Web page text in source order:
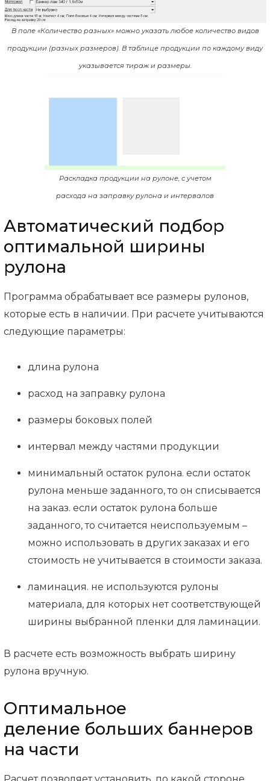
В поле «Количество разных» можно указать любое количество видов
продукции (разных размеров). В таблице продукции по каждому виду
указывается тираж и размеры.
Раскладка продукции на рулоне, с учетом
расхода на заправку рулона и интервалов
Автоматический подбор
оптимальной ширины
рулона
Программа обрабатывает все размеры рулонов,
которые есть в наличии. При расчете учитываются
следующие параметры:
длина рулона
расход на заправку рулона
размеры боковых полей
интервал между частями продукции
минимальный остаток рулона. если остаток
рулона меньше заданного, то он списывается
на заказ. если остаток рулона больше
заданного, то считается неиспользуемым –
можно использовать в других заказах и его
стоимость не учитывается в стоимости заказа.
ламинация. не используются рулоны
материала, для которых нет соответствующей
ширины выбранной пленки для ламинации.
В расчете есть возможность выбрать ширину
рулона вручную.
Оптимальное
деление больших баннеров
на части